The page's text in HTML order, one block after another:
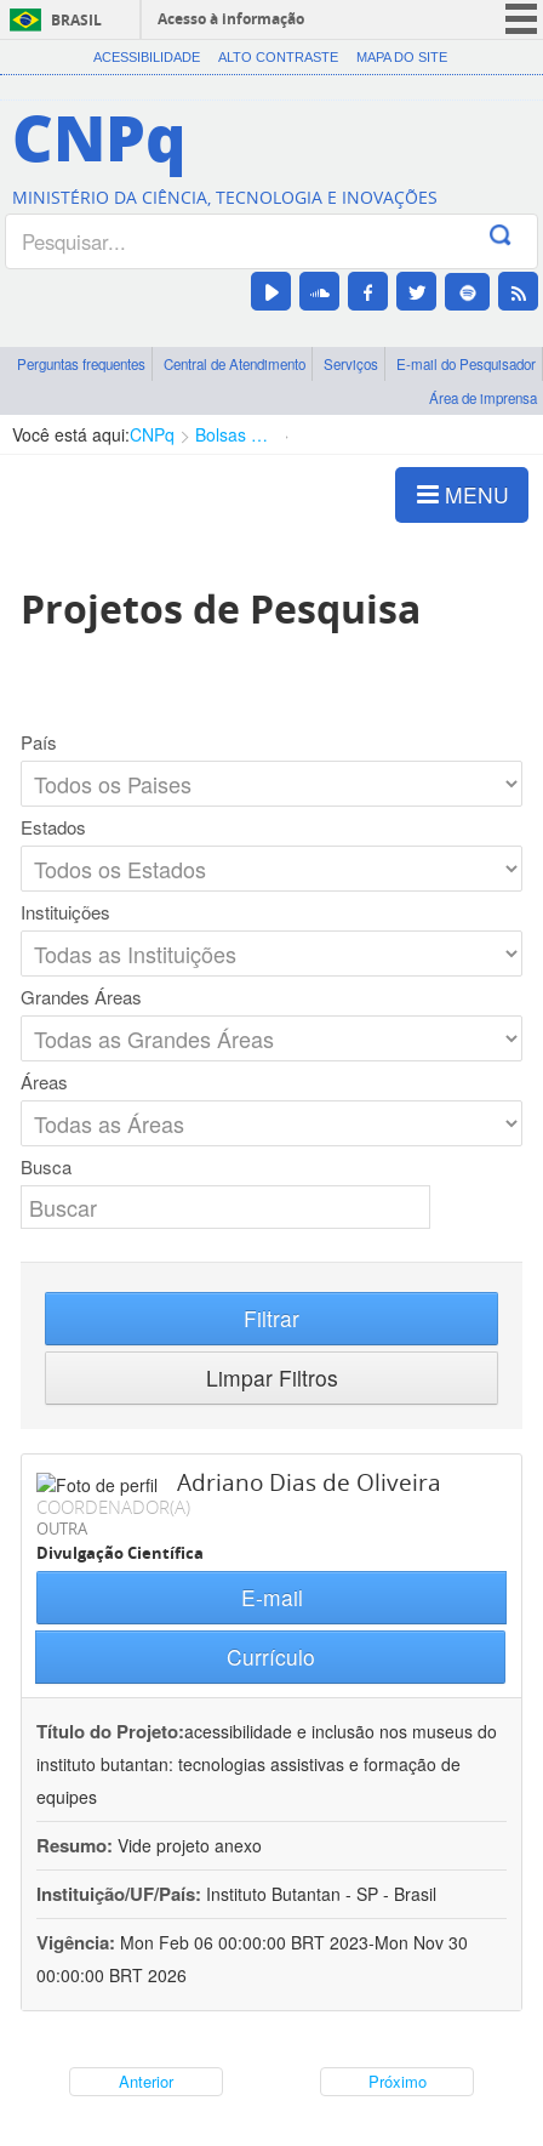
BRASIL
Acesso à informação
CORONAVÍRUS (COVID-19)
Canais
ACESSIBILIDADE ALTO CONTRASTE MAPA DO SITE
CNPq
MINISTÉRIO DA CIÊNCIA, TECNOLOGIA E INOVAÇÕES
Perguntas frequentes Central de Atendimento Serviços
E-mail do Pesquisador
Área de imprensa
Você está aqui:CNPq Bolsas e Auxílios Vigentes
MENU
Projetos de Pesquisa
País
Estados
Instituições
Grandes Áreas
Áreas
Busca
Filtrar
Limpar Filtros
Adriano Dias de Oliveira
COORDENADOR(A)
OUTRA
Divulgação Científica
E-mail
Currículo
Título do Projeto:acessibilidade e inclusão nos museus do
instituto butantan: tecnologias assistivas e formação de
equipes
Resumo: Vide projeto anexo
Instituição/UF/País: Instituto Butantan - SP - Brasil
Vigência: Mon Feb 06 00:00:00 BRT 2023-Mon Nov 30
00:00:00 BRT 2026
Anterior Próximo